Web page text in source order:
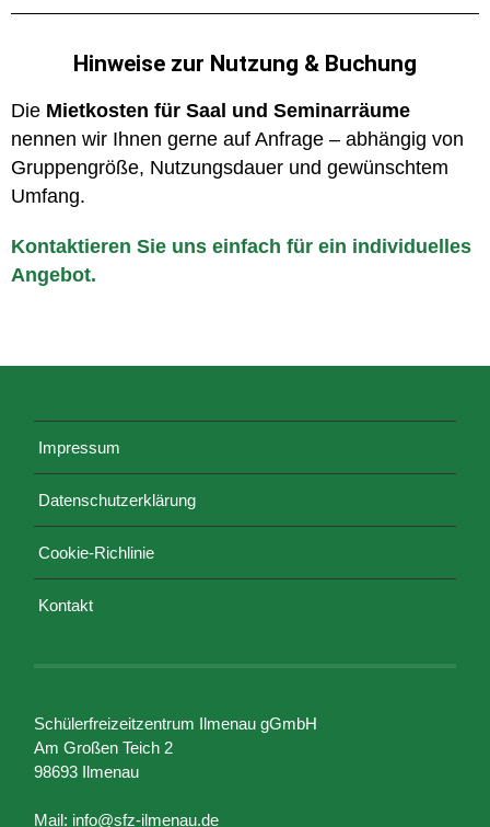
Hinweise zur Nutzung & Buchung
Die Mietkosten für Saal und Seminarräume
nennen wir Ihnen gerne auf Anfrage – abhängig von
Gruppengröße, Nutzungsdauer und gewünschtem
Umfang.
Kontaktieren Sie uns einfach für ein individuelles
Angebot.
Impressum
Datenschutzerklärung
Cookie-Richlinie
Kontakt
Schülerfreizeitzentrum Ilmenau gGmbH
Am Großen Teich 2
98693 Ilmenau
Mail: info@sfz-ilmenau.de